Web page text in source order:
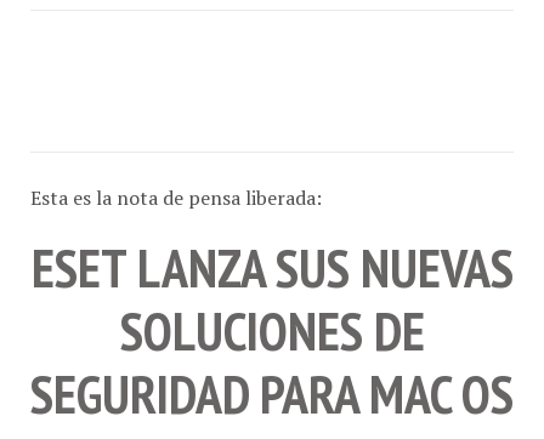
Esta es la nota de pensa liberada:
ESET LANZA SUS NUEVAS
SOLUCIONES DE
SEGURIDAD PARA MAC OS